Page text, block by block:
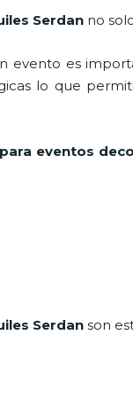
Serdan no
evento es
lo que
eventos
Serdan son